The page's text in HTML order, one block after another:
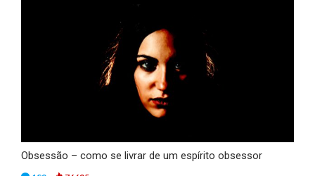
Obsessão – como se livrar de um espírito obsessor